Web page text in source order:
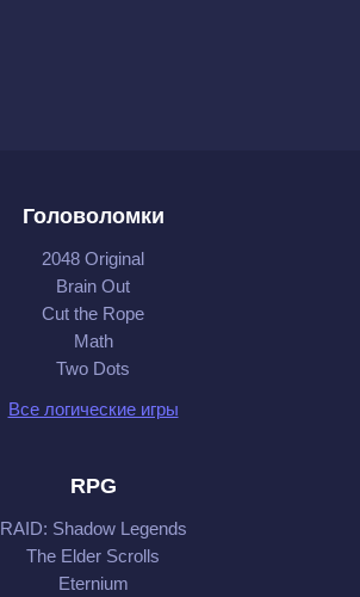
Головоломки
2048 Original
Brain Out
Cut the Rope
Math
Two Dots
Все логические игры
RPG
RAID: Shadow Legends
The Elder Scrolls
Eternium